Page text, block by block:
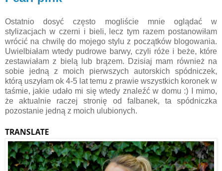
Ostatnio dosyć często mogliście mnie oglądać w
stylizacjach w czerni i bieli, lecz tym razem postanowiłam
wrócić na chwilę do mojego stylu z początków blogowania.
Uwielbiałam wtedy pudrowe barwy, czyli róże i beże, które
zestawiałam z bielą lub brązem. Dzisiaj mam również na
sobie jedną z moich pierwszych autorskich spódniczek,
którą uszyłam ok 4-5 lat temu z prawie wszystkich koronek w
taśmie, jakie udało mi się wtedy znaleźć w domu :) I mimo,
że aktualnie raczej stronię od falbanek, ta spódniczka
pozostanie jedną z moich ulubionych.
TRANSLATE